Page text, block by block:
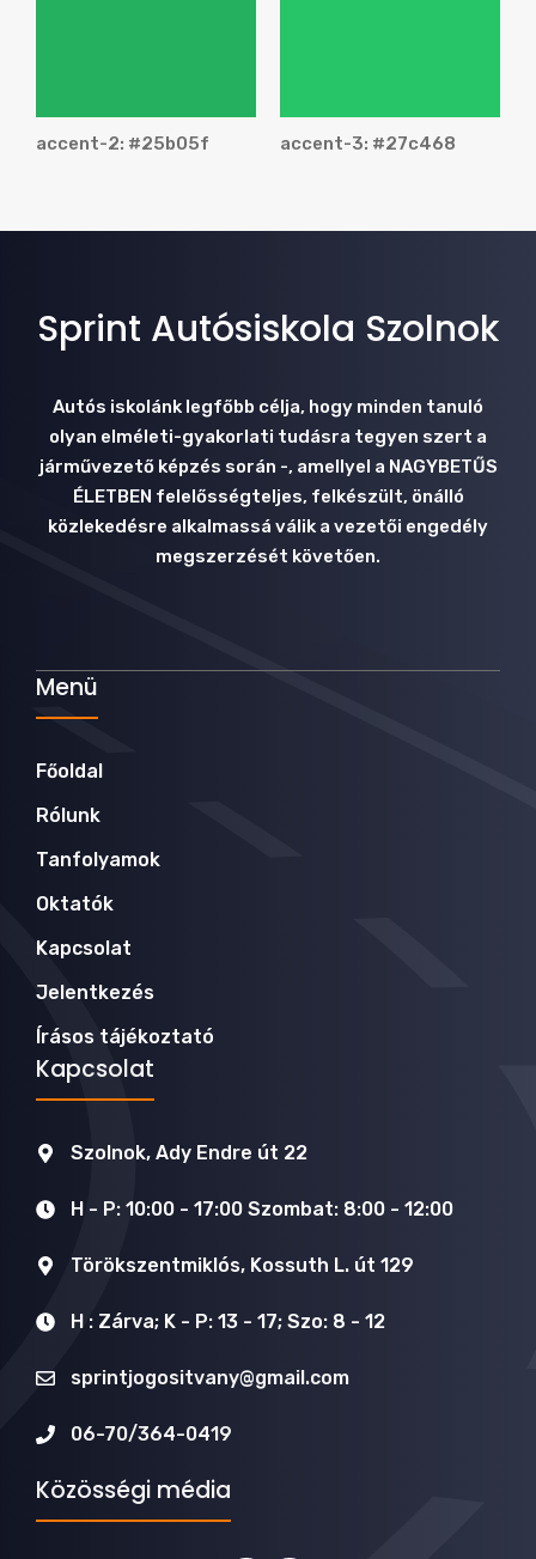
accent-2: #25b05f accent-3: #27c468
Sprint Autósiskola Szolnok
Autós iskolánk legfőbb célja, hogy minden tanuló
olyan elméleti-gyakorlati tudásra tegyen szert a
járművezető képzés során -, amellyel a NAGYBETŰS
ÉLETBEN felelősségteljes, felkészült, önálló
közlekedésre alkalmassá válik a vezetői engedély
megszerzését követően.
Menü
Főoldal
Rólunk
Tanfolyamok
Oktatók
Kapcsolat
Jelentkezés
Írásos tájékoztató
Kapcsolat
Szolnok, Ady Endre út 22
H - P: 10:00 - 17:00 Szombat: 8:00 - 12:00
Törökszentmiklós, Kossuth L. út 129
H : Zárva; K - P: 13 - 17; Szo: 8 - 12
sprintjogositvany@gmail.com
06-70/364-0419
Közösségi média